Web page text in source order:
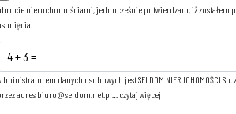
nieruchomościami, jednocześnie potwierdzam, iż
danych osobowych jest SELDOM NIERUCHOMOŚCI
adres biuro@seldom.net.pl… czytaj więcej